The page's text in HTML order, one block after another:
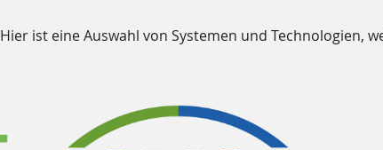
Hier ist eine Auswahl von Systemen und Technologien,